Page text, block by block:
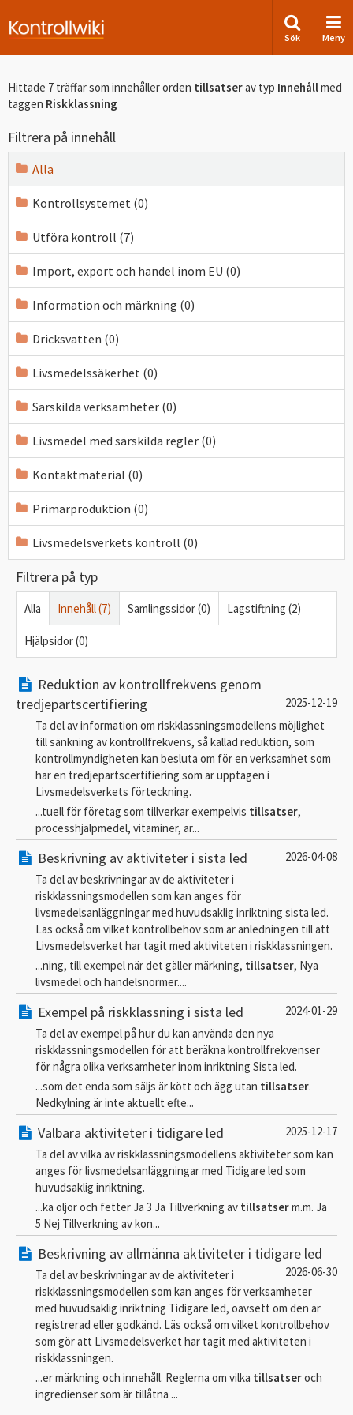
Sök Meny
Hittade 7 träffar som innehåller orden tillsatserav typ Innehållmed
taggen Riskklassning
Filtrera på innehåll
Alla
Kontrollsystemet (0)
Utföra kontroll (7)
Import, export och handel inom EU (0)
Information och märkning (0)
Dricksvatten (0)
Livsmedelssäkerhet (0)
Särskilda verksamheter (0)
Livsmedel med särskilda regler (0)
Kontaktmaterial (0)
Primärproduktion (0)
Livsmedelsverkets kontroll (0)
Filtrera på typ
Alla Innehåll (7) Samlingssidor (0) Lagstiftning (2)
Hjälpsidor (0)
Reduktion av kontrollfrekvens genom
tredjepartscertifiering
2025-12-19
Ta del av information om riskklassningsmodellens möjlighet
till sänkning av kontrollfrekvens, så kallad reduktion, som
kontrollmyndigheten kan besluta om för en verksamhet som
har en tredjepartscertifiering som är upptagen i
Livsmedelsverkets förteckning.
...tuell för företag som tillverkar exempelvis tillsatser,
processhjälpmedel, vitaminer, ar...
Beskrivning av aktiviteter i sista led
2026-04-08
Ta del av beskrivningar av de aktiviteter i
riskklassningsmodellen som kan anges för
livsmedelsanläggningar med huvudsaklig inriktning sista led.
Läs också om vilket kontrollbehov som är anledningen till att
Livsmedelsverket har tagit med aktiviteten i riskklassningen.
...ning, till exempel när det gäller märkning, tillsatser, Nya
livsmedel och handelsnormer....
Exempel på riskklassning i sista led
2024-01-29
Ta del av exempel på hur du kan använda den nya
riskklassningsmodellen för att beräkna kontrollfrekvenser
för några olika verksamheter inom inriktning Sista led.
...som det enda som säljs är kött och ägg utan tillsatser.
Nedkylning är inte aktuellt efte...
Valbara aktiviteter i tidigare led
2025-12-17
Ta del av vilka av riskklassningsmodellens aktiviteter som kan
anges för livsmedelsanläggningar med Tidigare led som
huvudsaklig inriktning.
...ka oljor och fetter Ja 3 Ja Tillverkning av tillsatserm.m. Ja
5 Nej Tillverkning av kon...
Beskrivning av allmänna aktiviteter i tidigare led
2026-06-30
Ta del av beskrivningar av de aktiviteter i
riskklassningsmodellen som kan anges för verksamheter
med huvudsaklig inriktning Tidigare led, oavsett om den är
registrerad eller godkänd. Läs också om vilket kontrollbehov
som gör att Livsmedelsverket har tagit med aktiviteten i
riskklassningen.
...er märkning och innehåll. Reglerna om vilka tillsatseroch
ingredienser som är tillåtna ...